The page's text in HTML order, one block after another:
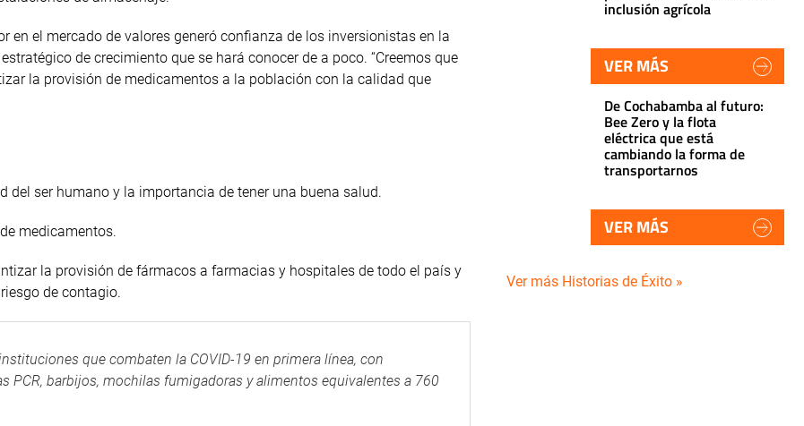
el mercado de valores generó confianza de los inversionistas en la
de crecimiento que se hará conocer de a poco. “Creemos que
la provisión de medicamentos a la población con la calidad que
del ser humano y la importancia de tener una buena salud.
medicamentos.
la provisión de fármacos a farmacias y hospitales de todo el país y
de contagio.
que combaten la COVID-19 en primera línea, con
barbijos, mochilas fumigadoras y alimentos equivalentes a 760
inclusión agrícola
VER MÁS
De Cochabamba al futuro:
Bee Zero y la flota
eléctrica que está
cambiando la forma de
transportarnos
VER MÁS
Ver más Historias de Éxito »